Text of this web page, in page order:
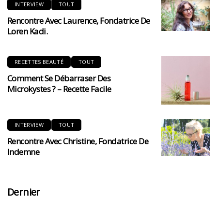
INTERVIEW TOUT
Rencontre Avec Laurence, Fondatrice De
Loren Kadi.
RECETTES BEAUTÉ TOUT
Comment Se Débarraser Des
Microkystes ? – Recette Facile
INTERVIEW TOUT
Rencontre Avec Christine, Fondatrice De
Indemne
Dernier